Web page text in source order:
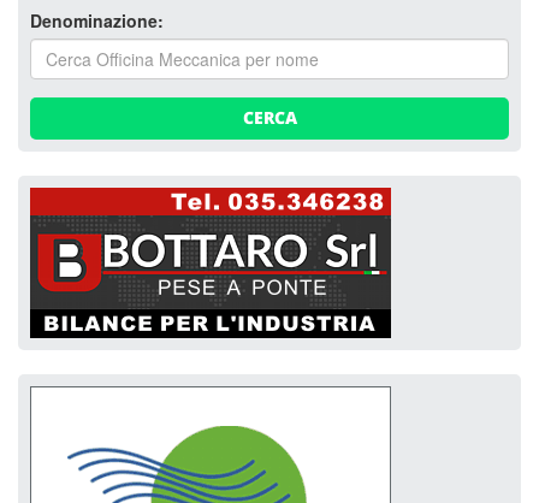
Denominazione:
CERCA